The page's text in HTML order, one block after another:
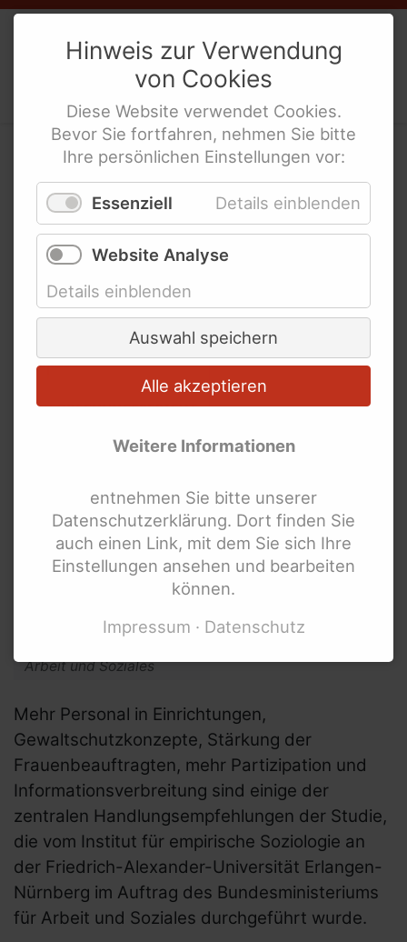
Gewaltschutzstrategie jetzt
Armut in einem der reichsten
Länder der Welt
Berühmte behinderte Frauen
Broschüren und mehr
Über uns
Unser Verein
Ziele & Aufgaben
Transparenz
Mittelherkunft
Unsere Projekte
Unser Team
Mitgliedschaften
Erklärung zur Barrierefreiheit
Links und Adressen
Netzwerke und
Koordinierungsstellen für
behinderte Frauen
Links für Lesben und LSBTIQ* mit
Behinderung
Links für Mädchen mit Behinderung
Weibernetze.V.
Politische Interes­sen­ver­tre­tung
behinderte Frauen
Neue Studie:
Gewaltschutzstrukturen
für Menschen mit
Behinderungen
Arbeit und Soziales
Mehr Personal in Einrichtungen,
Gewaltschutzkonzepte, Stärkung der
Frauenbeauftragten, mehr Partizipation und
Informationsverbreitung sind einige der
zentralen Handlungsempfehlungen der Studie,
die vom Institut für empirische Soziologie an
der Friedrich-Alexander-Universität Erlangen-
Nürnberg im Auftrag des Bundesministeriums
für Arbeit und Soziales durchgeführt wurde.
Hinweis zur Verwendung
von Cookies
Diese Website verwendet Cookies.
Bevor Sie fortfahren, nehmen Sie bitte
Ihre persönlichen Einstellungen vor:
Essenziell Details einblenden
Website Analyse
Details einblenden
Auswahl speichern
Alle akzeptieren
Weitere Informationen
entnehmen Sie bitte unserer
Datenschutzerklärung. Dort finden Sie
auch einen Link, mit dem Sie sich Ihre
Einstellungen ansehen und bearbeiten
können.
Impressum
Datenschutz